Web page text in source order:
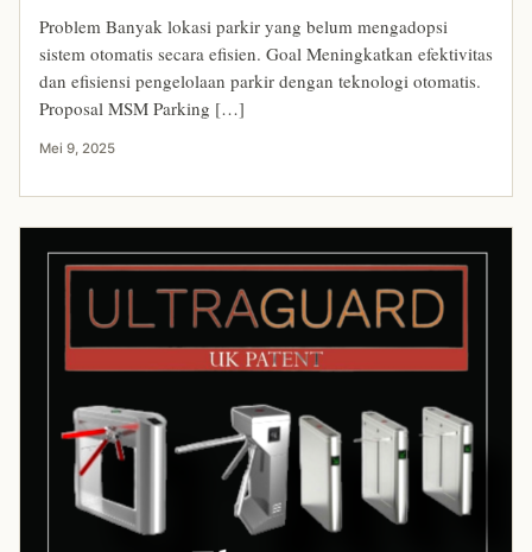
Problem Banyak lokasi parkir yang belum mengadopsi
sistem otomatis secara efisien. Goal Meningkatkan efektivitas
dan efisiensi pengelolaan parkir dengan teknologi otomatis.
Proposal MSM Parking […]
Mei 9, 2025